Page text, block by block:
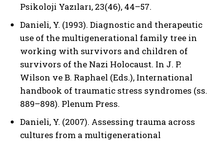
Psikoloji Yazıları, 23(46), 44–57.
Danieli, Y. (1993). Diagnostic and therapeutic
use of the multigenerational family tree in
working with survivors and children of
survivors of the Nazi Holocaust. In J. P.
Wilson ve B. Raphael (Eds.), International
handbook of traumatic stress syndromes (ss.
889–898). Plenum Press.
Danieli, Y. (2007). Assessing trauma across
cultures from a multigenerational